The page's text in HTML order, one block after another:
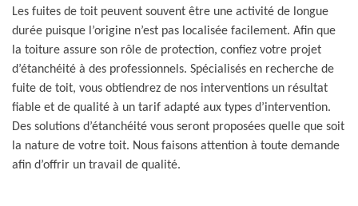
Les fuites de toit peuvent souvent être une activité de longue
durée puisque l’origine n’est pas localisée facilement. Afin que
la toiture assure son rôle de protection, confiez votre projet
d’étanchéité à des professionnels. Spécialisés en recherche de
fuite de toit, vous obtiendrez de nos interventions un résultat
fiable et de qualité à un tarif adapté aux types d’intervention.
Des solutions d’étanchéité vous seront proposées quelle que soit
la nature de votre toit. Nous faisons attention à toute demande
afin d’offrir un travail de qualité.